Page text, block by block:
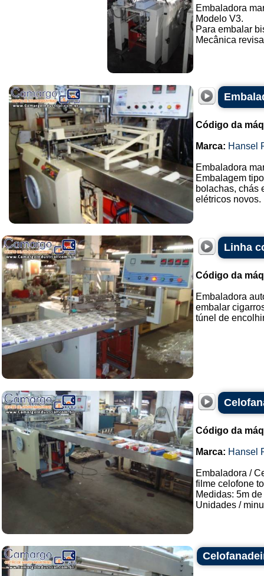
Embaladora
Modelo V3.
Para embalar
Mecânica
Código da
Marca: Hansel
Embaladora
Embalagem
bolachas, chás
elétricos novos.
Linha
Código da
Embaladora
embalar
túnel de
Código da
Marca: Hansel
Embaladora /
filme celofone
Medidas: 5m
Unidades /